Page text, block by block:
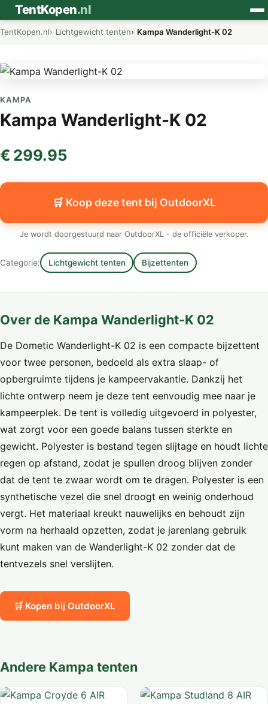
TentKopen.nl
TentKopen.nl Lichtgewicht tenten Kampa Wanderlight-K 02
KAMPA
Kampa Wanderlight-K 02
€ 299.95
🛒 Koop deze tent bij OutdoorXL
Je wordt doorgestuurd naar OutdoorXL - de officiële verkoper.
Categorie: Lichtgewicht tenten Bijzettenten
Over de Kampa Wanderlight-K 02
De Dometic Wanderlight-K 02 is een compacte bijzettent
voor twee personen, bedoeld als extra slaap- of
opbergruimte tijdens je kampeervakantie. Dankzij het
lichte ontwerp neem je deze tent eenvoudig mee naar je
kampeerplek. De tent is volledig uitgevoerd in polyester,
wat zorgt voor een goede balans tussen sterkte en
gewicht. Polyester is bestand tegen slijtage en houdt lichte
regen op afstand, zodat je spullen droog blijven zonder
dat de tent te zwaar wordt om te dragen. Polyester is een
synthetische vezel die snel droogt en weinig onderhoud
vergt. Het materiaal kreukt nauwelijks en behoudt zijn
vorm na herhaald opzetten, zodat je jarenlang gebruik
kunt maken van de Wanderlight-K 02 zonder dat de
tentvezels snel verslijten.
🛒 Kopen bij OutdoorXL
Andere Kampa tenten